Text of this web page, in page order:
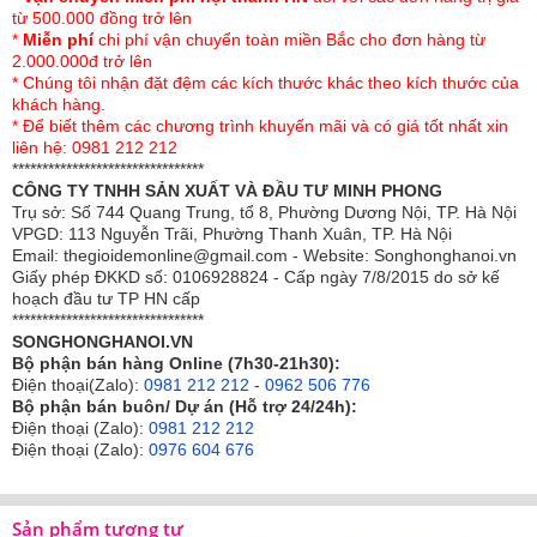
phẩm được Sông Hồng thiết kế các với gam màu được
kết hợp hài hòa, đặc biệt phần họa tiết tạo điểm nhấn cho
sản phẩm được thêu rất tỉ mỉ, tinh xảo. Sự kết hợp hài
hòa giữa các tông màu sang trọng tạo nên bộ sản phẩm
chăn ga gối mang vẻ đẹp sang trọng, tinh tế, phù hợp với
mọi lứa tuổi.
Đặc điểm của chănga gối Sông Hồng cao cấp
Urban UT24201
Chăn ga gối Sông Hồng Urban UT24201 với chất
liệu vải Tencel cao cấp thoáng mát cao, độ bền màu
tốt, an toàn cho sức khỏe nên khi nằm ngủ có cảm
giác rất mát mẻ, thoải mái.
Sản phẩm với chất liệu Tencel cao cấp nhập khẩu
mềm mịn, thông thoáng, không gây bí nóng như các
chất liệu vải thông thường khác.
UT24201sử dụng tông màu tạo điểm nhấn cho bộ
từ 500.000 đồng trở lên
* Miễn phíchi phí vận chuyển toàn miền Bắc cho đơn hàng từ
2.000.000đ trở lên
* Chúng tôi nhận đặt đệm các kích thước khác theo kích thước của
khách hàng.
* Để biết thêm các chương trình khuyến mãi và có giá tốt nhất xin
liên hệ: 0981 212 212
********************************
CÔNG TY TNHH SẢN XUẤT VÀ ĐẦU TƯ MINH PHONG
Trụ sở: Số 744 Quang Trung, tổ 8, Phường Dương Nội, TP. Hà Nội
VPGD: 113 Nguyễn Trãi, Phường Thanh Xuân, TP. Hà Nội
Email: thegioidemonline@gmail.com - Website: Songhonghanoi.vn
Giấy phép ĐKKD số: 0106928824 - Cấp ngày 7/8/2015 do sở kế
hoạch đầu tư TP HN cấp
********************************
SONGHONGHANOI.VN
Bộ phận bán hàng Online (7h30-21h30):
Điện thoại(Zalo): 0981 212 212 - 0962 506 776
Bộ phận bán buôn/ Dự án (Hỗ trợ 24/24h):
Điện thoại (Zalo): 0981 212 212
Điện thoại (Zalo): 0976 604 676
Sản phẩm tương tự